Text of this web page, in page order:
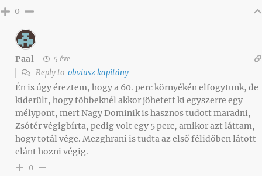
0
Paal 5 éve
Reply to obviusz kapitány
Én is úgy éreztem, hogy a 60. perc környékén elfogytunk, de
kiderült, hogy többeknél akkor jöhetett ki egyszerre egy
mélypont, mert Nagy Dominik is hasznos tudott maradni,
Zsótér végigbírta, pedig volt egy 5 perc, amikor azt láttam,
hogy totál vége. Mezghrani is tudta az első félidőben látott
elánt hozni végig.
0